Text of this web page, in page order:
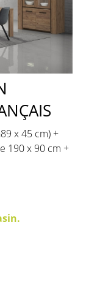
x 45 cm) +
190 x 90 cm +